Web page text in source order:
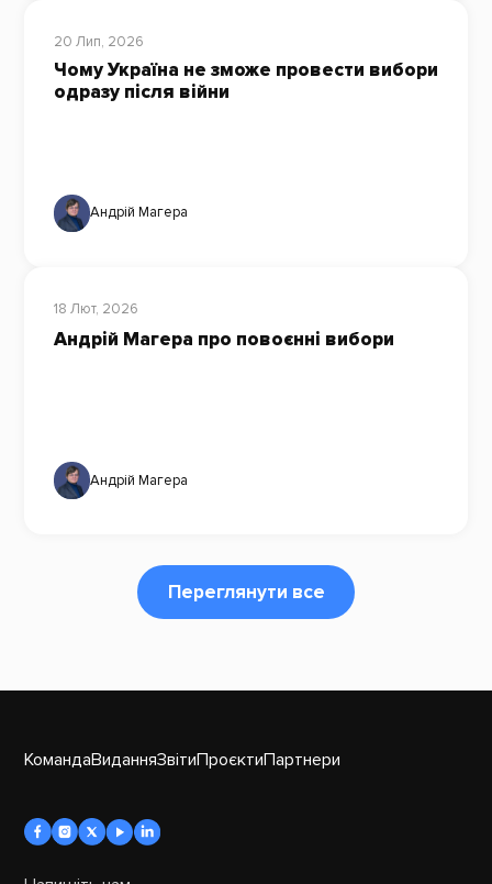
20 Лип, 2026
Чому Україна не зможе провести вибори
одразу після війни
Андрій Магера
18 Лют, 2026
Андрій Магера про повоєнні вибори
Андрій Магера
Переглянути все
КомандаВиданняЗвітиПроєктиПартнери